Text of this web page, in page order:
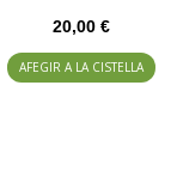
20,00 €
AFEGIR A LA CISTELLA